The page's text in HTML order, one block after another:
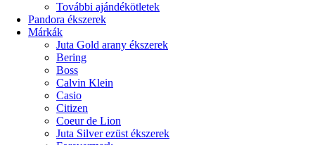
További ajándékötletek
Pandora ékszerek
Márkák
Juta Gold arany ékszerek
Bering
Boss
Calvin Klein
Casio
Citizen
Coeur de Lion
Juta Silver ezüst ékszerek